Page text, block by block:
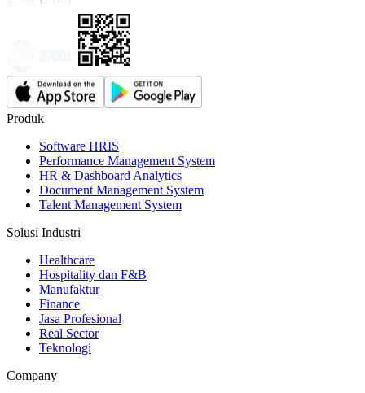
Produk
Software HRIS
Performance Management System
HR & Dashboard Analytics
Document Management System
Talent Management System
Solusi Industri
Healthcare
Hospitality dan F&B
Manufaktur
Finance
Jasa Profesional
Real Sector
Teknologi
Company